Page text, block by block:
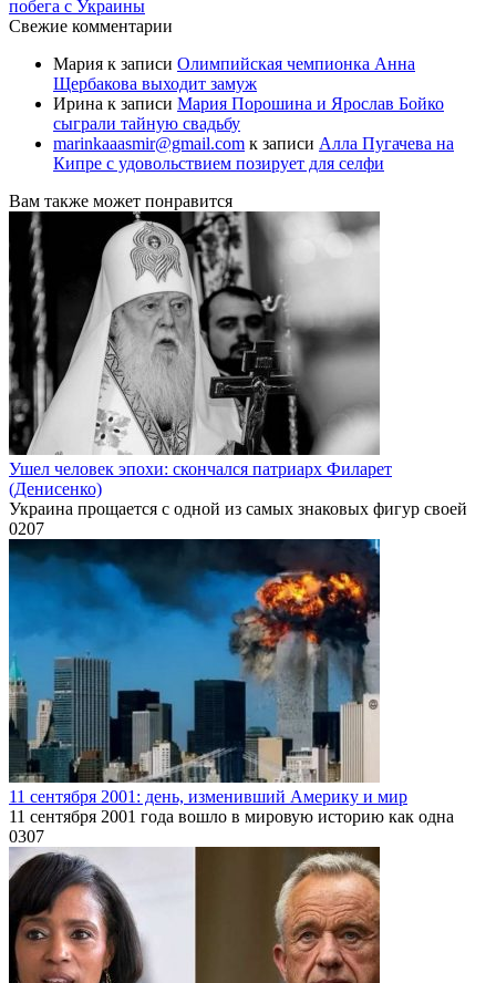
побега с Украины
Свежие комментарии
Мария к записи Олимпийская чемпионка Анна
Щербакова выходит замуж
Ирина к записи Мария Порошина и Ярослав Бойко
сыграли тайную свадьбу
marinkaaasmir@gmail.com к записи Алла Пугачева на
Кипре с удовольствием позирует для селфи
Вам также может понравится
Ушел человек эпохи: скончался патриарх Филарет
(Денисенко)
Украина прощается с одной из самых знаковых фигур своей
0207
11 сентября 2001: день, изменивший Америку и мир
11 сентября 2001 года вошло в мировую историю как одна
0307